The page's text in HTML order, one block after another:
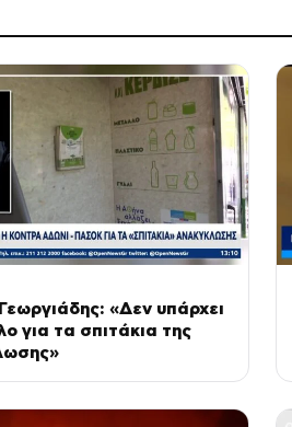
«Δεν υπάρχει
για τα σπιτάκια της